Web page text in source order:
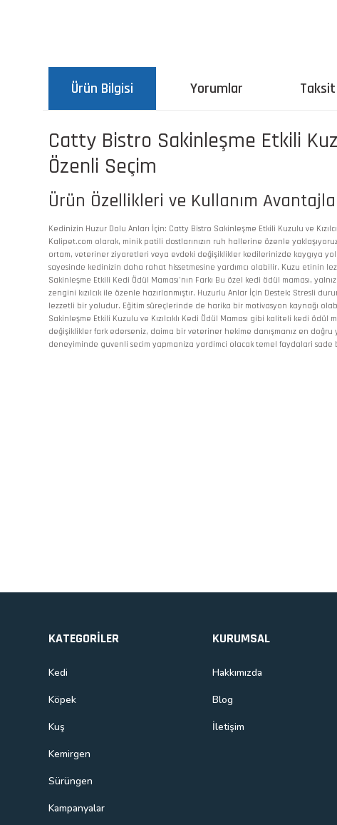
Ürün Bilgisi Yorumlar
Catty Bistro Sakinleşme Etkili
Özenli Seçim
Ürün Özellikleri ve Kullanım
Kedinizin Huzur Dolu Anları İçin: Catty Bistro Sakinleşme Etkili Kuzulu ve
Kalipet.com olarak, minik patili dostlarınızın ruh hallerine özenle
ortam, veteriner ziyaretleri veya evdeki değişiklikler kedilerinizde kaygıya
sayesinde kedinizin daha rahat hissetmesine yardımcı olabilir. Kuzu etinin
Sakinleşme Etkili Kedi Ödül Maması'nın Farkı Bu özel kedi ödül maması,
zengini kızılcık ile özenle hazırlanmıştır. Huzurlu Anlar İçin Destek: Stresli
lezzetli bir yoludur. Eğitim süreçlerinde de harika bir motivasyon kaynağı
Sakinleşme Etkili Kuzulu ve Kızılcıklı Kedi Ödül Maması gibi kaliteli kedi
değişiklikler fark ederseniz, daima bir veteriner hekime danışmanız en
deneyiminde guvenli secim yapmaniza yardimci olacak temel faydalari sade
KATEGORİLER
Kedi
Köpek
Kuş
Kemirgen
Sürüngen
Kampanyalar
KURUMSAL
Hakkımızda
Blog
İletişim